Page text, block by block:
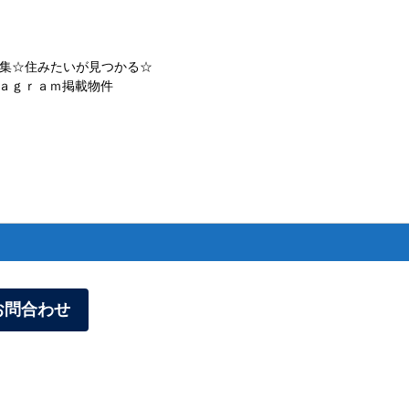
☆住みたいが見つかる☆
ｇｒａｍ掲載物件
問合わせ